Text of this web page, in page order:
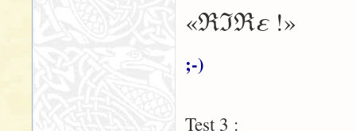
«ℜℑℜε!»
;-)
Test 3 :